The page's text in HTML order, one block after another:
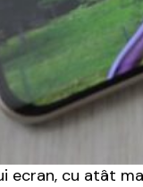
ecran, cu atât